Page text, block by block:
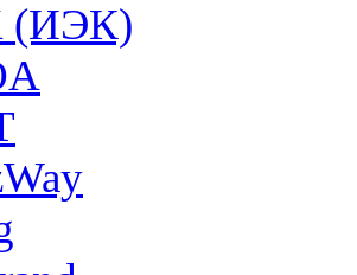
(ИЭК)